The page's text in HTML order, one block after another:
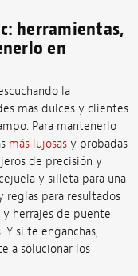
herramientas,
en
la
más dulces y clientes
Para mantenerlo
más lujosasy probadas
de precisión y
y silleta para una
reglas para resultados
herrajes de puente
Y si te enganchas,
a solucionar los